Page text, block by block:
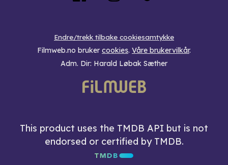
Endre/trekk tilbake cookiesamtykke
Filmweb.no bruker cookies. Våre brukervilkår.
Adm. Dir: Harald Løbak Sæther
This product uses the TMDB API but is not
endorsed or certified by TMDB.